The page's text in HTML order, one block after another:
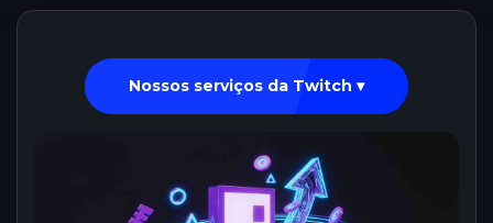
Nossos serviços da Twitch ▾